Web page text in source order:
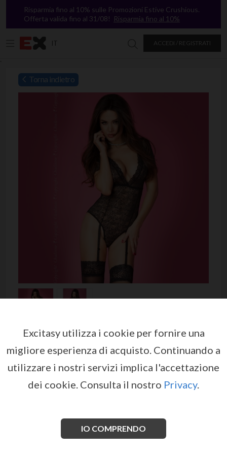
`
Risparmia fino al 10% sulle Promozioni Estive Crushious.
Offerta valida fino al 31/08! Risparmia fino al 10%
IT ACCEDI / REGISTRATI
Torna indietro
LACE BODY CR-3673 BLACK
EX06790
Un corpo fantastico tutto realizzato in pizzo in un
Excitasy utilizza i cookie per fornire una
migliore esperienza di acquisto. Continuando a
utilizzare i nostri servizi implica l'accettazione
dei cookie. Consulta il nostro Privacy.
IO COMPRENDO